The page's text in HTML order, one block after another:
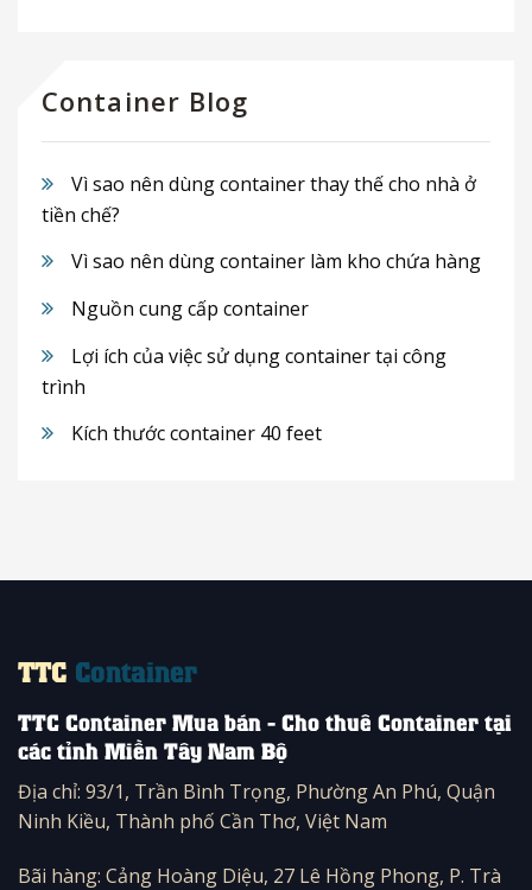
Container Blog
Vì sao nên dùng container thay thế cho nhà ở
tiền chế?
Vì sao nên dùng container làm kho chứa hàng
Nguồn cung cấp container
Lợi ích của việc sử dụng container tại công
trình
Kích thước container 40 feet
TTC Container
TTC Container Mua bán - Cho thuê Container tại
các tỉnh Miền Tây Nam Bộ
Địa chỉ: 93/1, Trần Bình Trọng, Phường An Phú, Quận
Ninh Kiều, Thành phố Cần Thơ, Việt Nam
Bãi hàng: Cảng Hoàng Diệu, 27 Lê Hồng Phong, P. Trà